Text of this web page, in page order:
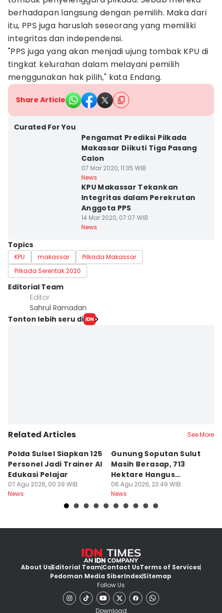
berhadapan langsung dengan pemilih. Maka dari
itu, PPS juga haruslah seseorang yang memiliki
integritas dan independensi.
"PPS juga yang akan menjadi ujung tombak KPU di
tingkat kelurahan dalam melayani pemilih
menggunakan hak pilih," kata Endang.
Share Article
Curated For You
Pengamat Prediksi Pilkada
Makassar Diikuti Tiga Pasang
Calon
07 Mar 2020, 11:35 WIB
News
KPU Makassar Tekankan
Integritas dalam Perekrutan
Anggota PPS
14 Mar 2020, 07:07 WIB
News
Topics
KPU makassar
Pilkada Makassar
Pilkada Serentak 2020
Editorial Team
Editor
Sahrul Ramadan
Tonton lebih seru di
Related Articles See More
Polda Sulsel Siapkan 125
Personel Jadi Trainer AI
Edukasi Pelajar
07 Agu 2026, 00:39 WIB
News
Gunung Soputan Sulut
Masih Berasap, 713
Hektare Hangus
Terbakar
06 Agu 2026, 23:49 WIB
News
About UsEditorial TeamContact UsTerms of Services
Pedoman Media SiberIndexSitemap
Follow Us
Download